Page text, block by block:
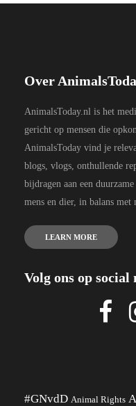
Over
AnimalsToday.nl is het
gericht op mensen die
AnimalsToday vind je
blogs, vlogs, onthullende
bijdragen aan een
mens en dier, in balans met
LEARN MORE
Volg ons op social
#GNvdD Animal Rights